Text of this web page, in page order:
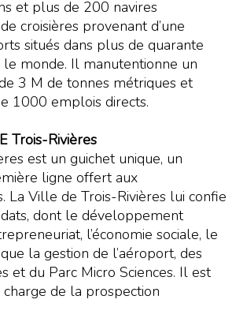
et plus de 200 navires
croisières provenant d’une
situés dans plus de quarante
le monde. Il manutentionne un
3 M de tonnes métriques et
1000 emplois directs.
Trois-Rivières
est un guichet unique, un
ligne offert aux
La Ville de Trois-Rivières lui confie
dont le développement
l’économie sociale, le
la gestion de l’aéroport, des
et du Parc Micro Sciences. Il est
de la prospection